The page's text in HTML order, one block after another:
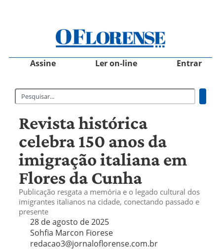
Assine Ler on-line Entrar
Revista histórica
celebra 150 anos da
imigração italiana em
Flores da Cunha
Publicação resgata a memória e o legado cultural dos
imigrantes italianos na cidade, conectando passado e
presente
28 de agosto de 2025
Sohfia Marcon Fiorese
redacao3@jornaloflorense.com.br